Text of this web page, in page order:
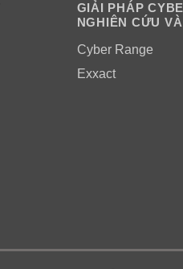
GIẢI PHÁP
NGHIÊN CỨU
Cyber Range
Exxact